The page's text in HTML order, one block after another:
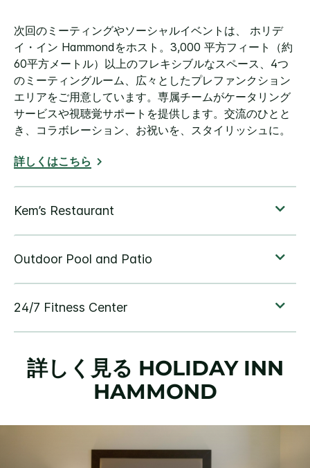
次回のミーティングやソーシャルイベントは、 ホリデ
イ・イン Hammondをホスト。3,000 平方フィート（約
60平方メートル）以上のフレキシブルなスペース、4つ
のミーティングルーム、広々としたプレファンクション
エリアをご用意しています。専属チームがケータリング
サービスや視聴覚サポートを提供します。交流のひとと
き、コラボレーション、お祝いを、スタイリッシュに。
詳しくはこちら
詳しく見る HOLIDAY INN
HAMMOND